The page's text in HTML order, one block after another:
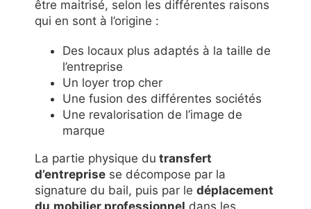
être maitrisé, selon les différentes raisons
qui en sont à l’origine :
Des locaux plus adaptés à la taille de
l’entreprise
Un loyer trop cher
Une fusion des différentes sociétés
Une revalorisation de l’image de
marque
La partie physique du transfert
d’entreprise se décompose par la
signature du bail, puis par le déplacement
du mobilier professionnel dans les